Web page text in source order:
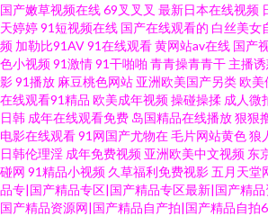
国产嫩草视频在线69叉叉叉 最新日本在线视频
天婷婷91短视频在线 国产在线观看的 白丝美女
频 加勒比91AV91在线观看黄网站av在线 国产
色小视频91激情91干啪啪 青青操青青干 主播
影91播放 麻豆桃色网站 亚洲欧美国产另类欧美
在线观看91精品 欧美成年视频操碰操揉 成人微
日韩 成年在线观看免费 岛国精品在线播放狠狠
电影在线观看91网国产尤物在毛片网站黄色狼
日韩伦理淫 成年免费视频 亚洲欧美中文视频 东
碰网 91精品小视频 久草福利免费视影五月天堂
品专|国产精品专区|国产精品专区最新|国产精
国产精品资源网|国产精品自产拍|国产精品自拍